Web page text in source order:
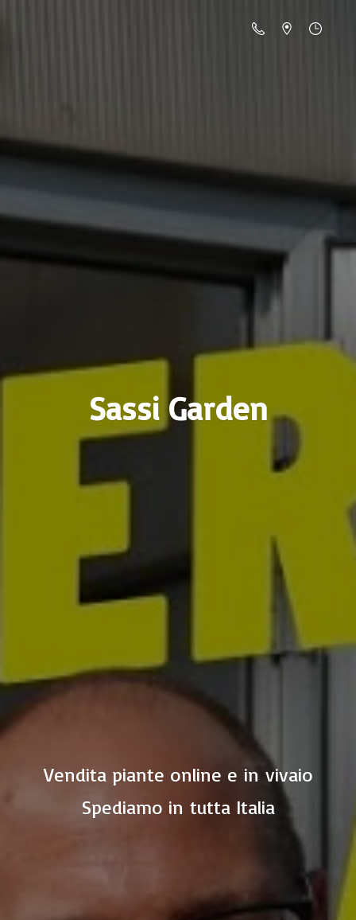
Sassi Garden
Vendita piante online e in vivaio
Spediamo in tutta Italia